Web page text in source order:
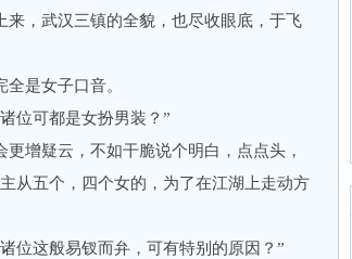
，武汉三镇的全貌，也尽收眼底，于飞
是女子口音。
位可都是女扮男装？”
增疑云，不如干脆说个明白，点点头，
从五个，四个女的，为了在江湖上走动方
这般易钗而弁，可有特别的原因？”